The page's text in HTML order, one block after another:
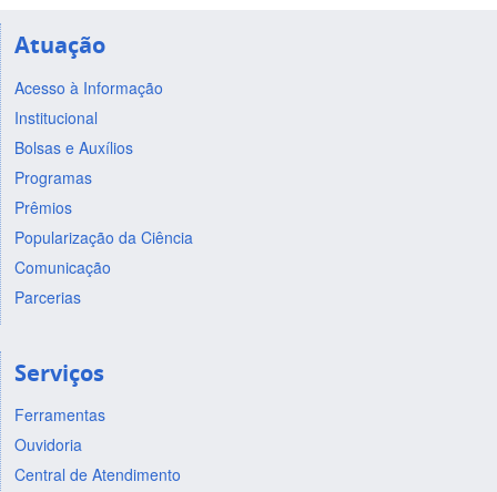
Atuação
Acesso à Informação
Institucional
Bolsas e Auxílios
Programas
Prêmios
Popularização da Ciência
Comunicação
Parcerias
Serviços
Ferramentas
Ouvidoria
Central de Atendimento